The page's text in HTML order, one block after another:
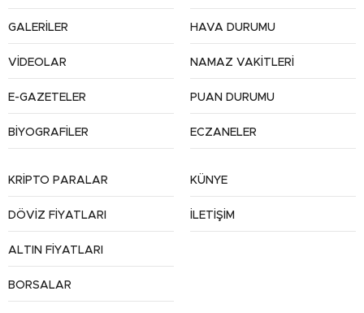
GALERİLER
VİDEOLAR
E-GAZETELER
BİYOGRAFİLER
HAVA DURUMU
NAMAZ VAKİTLERİ
PUAN DURUMU
ECZANELER
KRİPTO PARALAR
DÖVİZ FİYATLARI
ALTIN FİYATLARI
BORSALAR
KÜNYE
İLETİŞİM